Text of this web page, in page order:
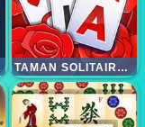
TAMAN SOLITAIRE TRIPEAKS